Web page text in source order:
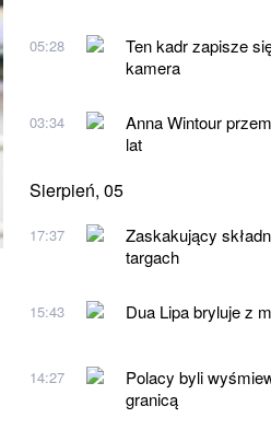
05:28
Ten kadr zapisze
kamera
03:34
Anna Wintour
lat
Sierpień, 05
17:37
Zaskakujący
targach
15:43 Dua Lipa bryluje z
14:27
Polacy byli
granicą